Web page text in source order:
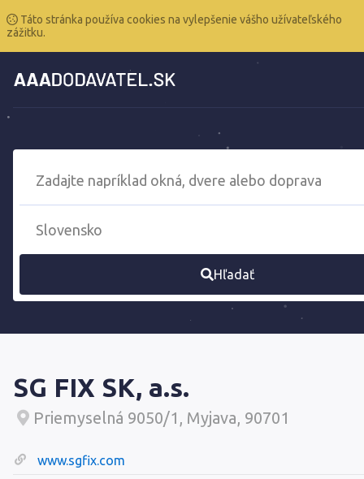
Táto stránka používa cookies na vylepšenie vášho užívateľského
zážitku.
Hľadať
SG FIX SK, a.s.
Priemyselná 9050/1, Myjava, 90701
www.sgfix.com